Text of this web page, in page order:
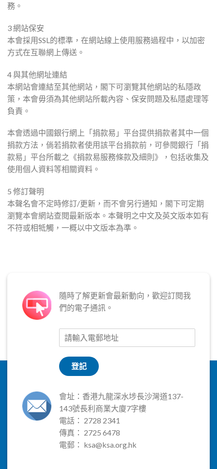
務。
3 網站保安
本會採用SSL的標準，在網站線上使用服務過程中，以加密
方式在互聯網上傳送。
4 與其他網址連結
本網站會連結至其他網站，閣下可瀏覽其他網站的私隱政
策，本會毋須為其他網站所載內容、保安問題及私隱處理等
負責。
本會透過中國銀行網上「捐款易」平台提供捐款者其中一個
捐款方法，倘若捐款者使用該平台捐款前，可參閱銀行「捐
款易」平台所載之《捐款易服務條款及細則》，包括收集及
使用個人資料等相關資料。
5 修訂聲明
本聲名會不定時修訂/更新，而不會另行通知，閣下可定期
瀏覽本會網站查閱最新版本。本聲明之中文及英文版本如有
不符或相牴觸，一概以中文版本為準。
隨時了解更新會最新動向，歡迎訂閱我
們的電子通訊。
登記
會址：香港九龍深水埗長沙灣道137-
143號長利商業大廈7字樓
電話： 2728 2341
傳真： 2725 6478
電郵： ksa@ksa.org.hk